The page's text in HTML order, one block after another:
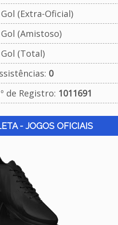
(Extra-Oficial)
(Amistoso)
(Total)
0
de Registro: 1011691
- JOGOS OFICIAIS